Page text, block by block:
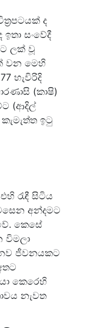
ද
සංවේදී
ලක් වූ
වන මෙහි
හැවිරිදි
(කාෂි)
(ආදිල්
ඉටු
රැඳී සිටිය
අන්දමට
කෙසේ
විමලා
ජීවනයකට
කෙරෙහි
නැවත